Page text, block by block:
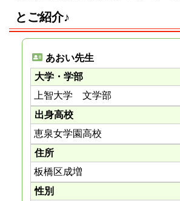
とご紹介♪
あおい先生
大学・学部
上智大学 文学部
出身高校
恵泉女学園高校
住所
板橋区成増
性別